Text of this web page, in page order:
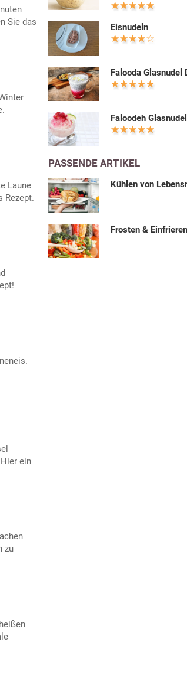
Sie das
Laune
Rezept.
ein
zu
Eisnudeln
Falooda Glasnudel
Faloodeh
PASSENDE ARTIKEL
Kühlen von
Frosten & Einfrieren